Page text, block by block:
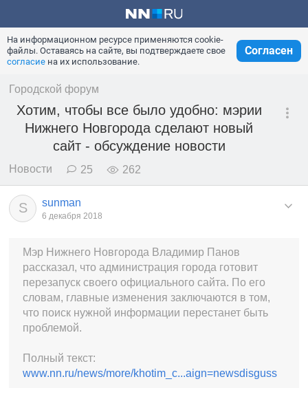
На информационном ресурсе применяются cookie-
файлы. Оставаясь на сайте, вы подтверждаете свое
согласие на их использование.
Согласен
Городской форум
Хотим, чтобы все было удобно: мэрии
Нижнего Новгорода сделают новый
сайт - обсуждение новости
Новости 25 262
S sunman
6 декабря 2018
Мэр Нижнего Новгорода Владимир Панов
рассказал, что администрация города готовит
перезапуск своего официального сайта. По его
словам, главные изменения заключаются в том,
что поиск нужной информации перестанет быть
проблемой.
Полный текст:
www.nn.ru/news/more/khotim_c...aign=newsdisguss